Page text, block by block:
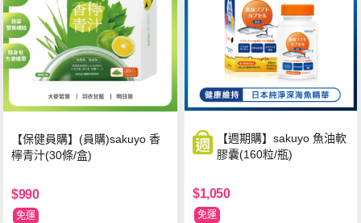
【保健員購】(員購)sakuyo 香
檸青汁(30條/盒)
$990
免運
【週期購】sakuyo 魚油軟
膠囊(160粒/瓶)
$1,050
免運